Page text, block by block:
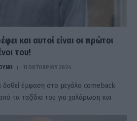
και αυτοί είναι οι πρώτοι
του!
11 ΟΚΤΩΒΡΊΟΥ 2024
έμφαση στο μεγάλο comeback
τα ταξίδια του για χαλάρωση και